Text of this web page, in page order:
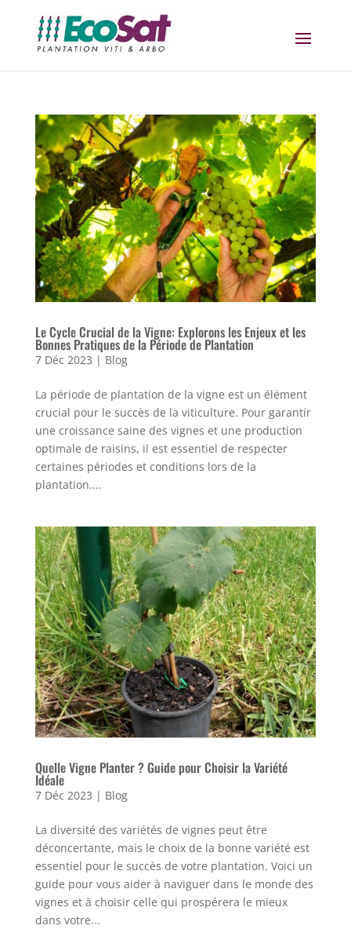
Le Cycle Crucial de la Vigne: Explorons les Enjeux et les
Bonnes Pratiques de la Période de Plantation
7 Déc 2023 | Blog
La période de plantation de la vigne est un élément
crucial pour le succès de la viticulture. Pour garantir
une croissance saine des vignes et une production
optimale de raisins, il est essentiel de respecter
certaines périodes et conditions lors de la
plantation....
Quelle Vigne Planter ? Guide pour Choisir la Variété
Idéale
7 Déc 2023 | Blog
La diversité des variétés de vignes peut être
déconcertante, mais le choix de la bonne variété est
essentiel pour le succès de votre plantation. Voici un
guide pour vous aider à naviguer dans le monde des
vignes et à choisir celle qui prospérera le mieux
dans votre...